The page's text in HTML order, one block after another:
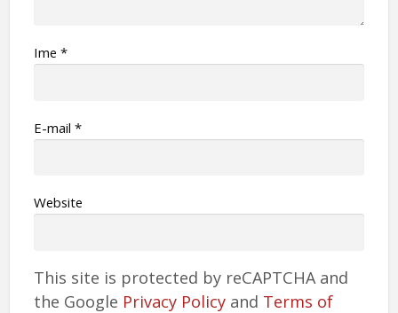
Ime *
Е-mail *
Website
This site is protected by reCAPTCHA and
the Google Privacy Policyand Terms of